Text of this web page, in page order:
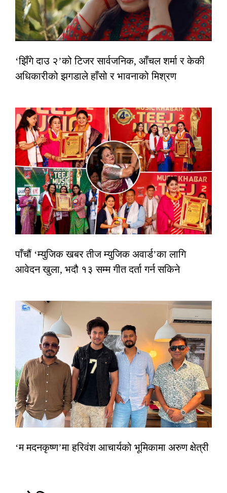
‘झिँगे दाउ २’को टिजर सार्वजनिक, आँचल शर्मा र केकी
अधिकारीको झगडाले हाँसो र भावनाको मिश्रण
पाँचौं ‘म्युजिक खबर तीज म्युजिक अवार्ड’का लागि
आवेदन खुला, भदौ १३ सम्म गीत दर्ता गर्न सकिने
‘म मदनकृष्ण’मा हरिवंश आचार्यको भूमिकामा अरुण क्षेत्री